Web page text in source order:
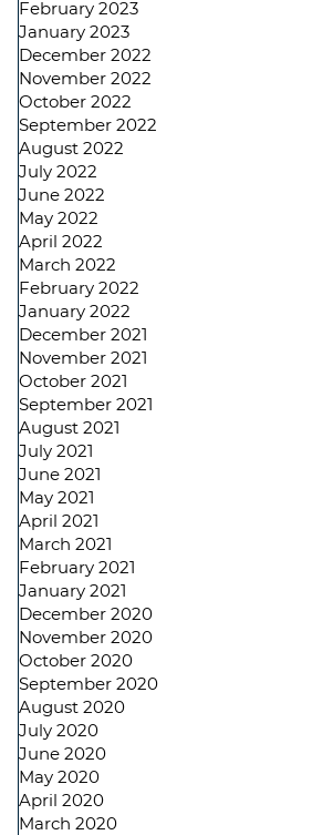
February 2023
January 2023
December 2022
November 2022
October 2022
September 2022
August 2022
July 2022
June 2022
May 2022
April 2022
March 2022
February 2022
January 2022
December 2021
November 2021
October 2021
September 2021
August 2021
July 2021
June 2021
May 2021
April 2021
March 2021
February 2021
January 2021
December 2020
November 2020
October 2020
September 2020
August 2020
July 2020
June 2020
May 2020
April 2020
March 2020